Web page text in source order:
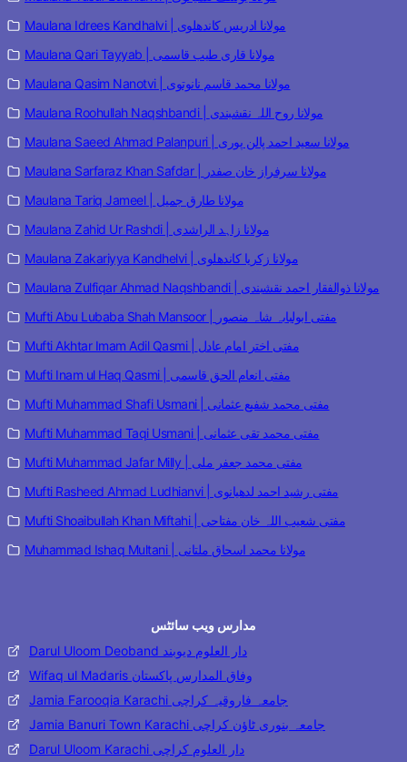
Maulana Idrees Kandhalvi | مولانا ادریس کاندھلوی
Maulana Qari Tayyab | مولانا قاری طیب قاسمی
Maulana Qasim Nanotvi | مولانا محمد قاسم نانوتوی
Maulana Roohullah Naqshbandi | مولانا روح اللہ نقشبندی
Maulana Saeed Ahmad Palanpuri | مولانا سعید احمد پالن پوری
Maulana Sarfaraz Khan Safdar | مولانا سرفراز خان صفدر
Maulana Tariq Jameel | مولانا طارق جمیل
Maulana Zahid Ur Rashdi | مولانا زاہد الراشدی
Maulana Zakariyya Kandhelvi | مولانا زکریا کاندھلوی
Maulana Zulfiqar Ahmad Naqshbandi | مولانا ذوالفقار احمد نقشبندی
Mufti Abu Lubaba Shah Mansoor | مفتی ابولبابہ شاہ منصور
Mufti Akhtar Imam Adil Qasmi | مفتی اختر امام عادل
Mufti Inam ul Haq Qasmi | مفتی انعام الحق قاسمی
Mufti Muhammad Shafi Usmani | مفتی محمد شفیع عثمانی
Mufti Muhammad Taqi Usmani | مفتی محمد تقی عثمانی
Mufti Muhammad Jafar Milly | مفتی محمد جعفر ملی
Mufti Rasheed Ahmad Ludhianvi | مفتی رشید احمد لدھیانوی
Mufti Shoaibullah Khan Miftahi | مفتی شعیب اللہ خان مفتاحی
Muhammad Ishaq Multani | مولانا محمد اسحاق ملتانی
مدارس ویب سائٹس
Darul Uloom Deoband دار العلوم دیوبند
Wifaq ul Madaris وفاق المدارس پاکستان
Jamia Farooqia Karachi جامعہ فاروقیہ کراچی
Jamia Banuri Town Karachi جامعہ بنوری ٹاؤن کراچی
Darul Uloom Karachi دار العلوم کراچی